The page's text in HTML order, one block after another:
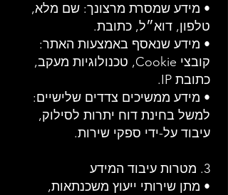
• מידע שמסרת מרצונך: שם מלא,
טלפון, דוא״ל, כתובת.
• מידע שנאסף באמצעות האתר:
קובצי Cookie, טכנולוגיות מעקב,
כתובת IP.
• מידע ממשיכים צדדים שלישיים:
למשל בחינת דוח יתרות לסילוק,
עיבוד על-ידי ספקי שירות.
3. מטרות עיבוד המידע
• מתן שירותי ייעוץ משכנתאות,